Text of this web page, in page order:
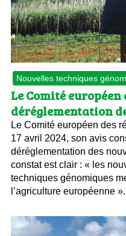
Nouvelles techniques
Le Comité
déréglementation
Le Comité européen des
17 avril 2024, son avis
déréglementation des
constat est clair : « les
techniques génomiques
l’agriculture européenne ».